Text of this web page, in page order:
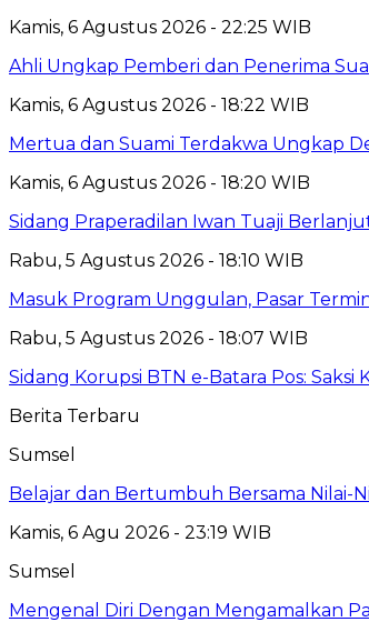
Kamis, 6 Agustus 2026 - 22:25 WIB
Ahli Ungkap Pemberi dan Penerima
Kamis, 6 Agustus 2026 - 18:22 WIB
Mertua dan Suami Terdakwa Ungkap
Kamis, 6 Agustus 2026 - 18:20 WIB
Sidang Praperadilan Iwan Tuaji
Rabu, 5 Agustus 2026 - 18:10 WIB
Masuk Program Unggulan, Pasar
Rabu, 5 Agustus 2026 - 18:07 WIB
Sidang Korupsi BTN e-Batara Pos: Saksi
Berita Terbaru
Sumsel
Belajar dan Bertumbuh Bersama Nilai-
Kamis, 6 Agu 2026 - 23:19 WIB
Sumsel
Mengenal Diri Dengan Mengamalkan